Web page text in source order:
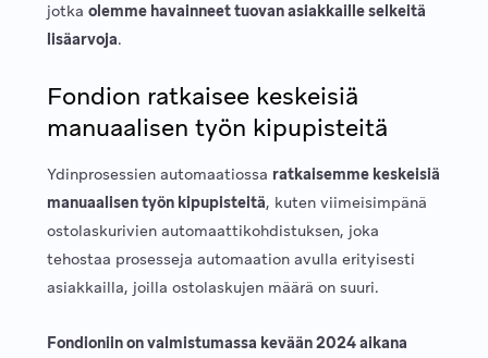
jotka olemme havainneet tuovan asiakkaille selkeitä
lisäarvoja.
Fondion ratkaisee keskeisiä
manuaalisen työn kipupisteitä
Ydinprosessien automaatiossa ratkaisemme keskeisiä
manuaalisen työn kipupisteitä, kuten viimeisimpänä
ostolaskurivien automaattikohdistuksen, joka
tehostaa prosesseja automaation avulla erityisesti
asiakkailla, joilla ostolaskujen määrä on suuri.
Fondioniin on valmistumassa kevään 2024 aikana